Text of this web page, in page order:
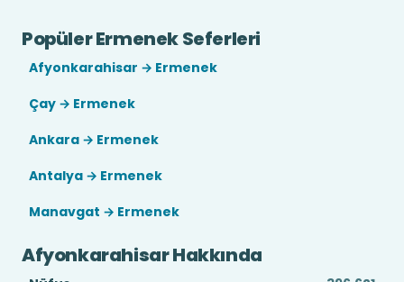
Popüler Ermenek Seferleri
Afyonkarahisar → Ermenek
Çay → Ermenek
Ankara → Ermenek
Antalya → Ermenek
Manavgat → Ermenek
Afyonkarahisar Hakkında